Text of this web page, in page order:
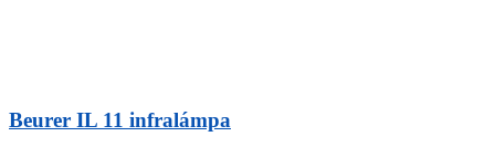
Beurer IL 11 infralámpa